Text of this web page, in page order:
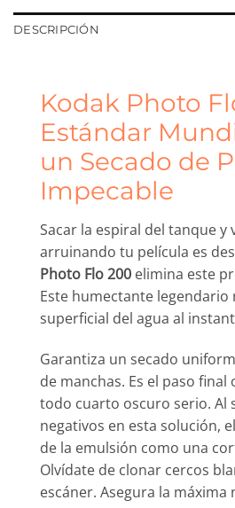
DESCRIPCIÓN
Kodak Photo
Estándar
un Secado de
Impecable
Sacar la espiral del tanque y
arruinando tu película es
Photo Flo 200 elimina este
Este humectante
superficial del agua al
Garantiza un secado
de manchas. Es el paso
todo cuarto oscuro serio. Al
negativos en esta solución,
de la emulsión como una
Olvídate de clonar cercos
escáner. Asegura la máxima